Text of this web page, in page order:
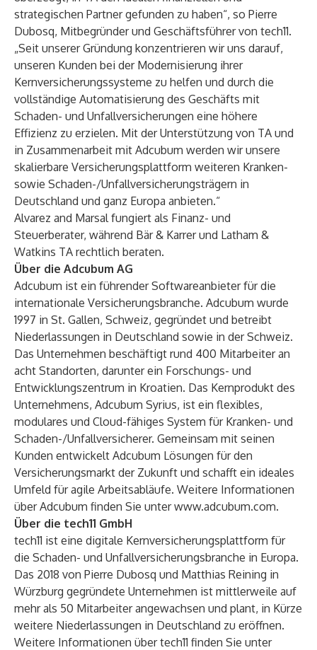
strategischen Partner gefunden zu haben“, so Pierre
Dubosq, Mitbegründer und Geschäftsführer von tech11.
„Seit unserer Gründung konzentrieren wir uns darauf,
unseren Kunden bei der Modernisierung ihrer
Kernversicherungssysteme zu helfen und durch die
vollständige Automatisierung des Geschäfts mit
Schaden- und Unfallversicherungen eine höhere
Effizienz zu erzielen. Mit der Unterstützung von TA und
in Zusammenarbeit mit Adcubum werden wir unsere
skalierbare Versicherungsplattform weiteren Kranken-
sowie Schaden-/Unfallversicherungsträgern in
Deutschland und ganz Europa anbieten.“
Alvarez and Marsal fungiert als Finanz- und
Steuerberater, während Bär & Karrer und Latham &
Watkins TA rechtlich beraten.
Über die Adcubum AG
Adcubum ist ein führender Softwareanbieter für die
internationale Versicherungsbranche. Adcubum wurde
1997 in St. Gallen, Schweiz, gegründet und betreibt
Niederlassungen in Deutschland sowie in der Schweiz.
Das Unternehmen beschäftigt rund 400 Mitarbeiter an
acht Standorten, darunter ein Forschungs- und
Entwicklungszentrum in Kroatien. Das Kernprodukt des
Unternehmens, Adcubum Syrius, ist ein flexibles,
modulares und Cloud-fähiges System für Kranken- und
Schaden-/Unfallversicherer. Gemeinsam mit seinen
Kunden entwickelt Adcubum Lösungen für den
Versicherungsmarkt der Zukunft und schafft ein ideales
Umfeld für agile Arbeitsabläufe. Weitere Informationen
über Adcubum finden Sie unterwww.adcubum.com.
Über die tech11 GmbH
tech11 ist eine digitale Kernversicherungsplattform für
die Schaden- und Unfallversicherungsbranche in Europa.
Das 2018 von Pierre Dubosq und Matthias Reining in
Würzburg gegründete Unternehmen ist mittlerweile auf
mehr als 50 Mitarbeiter angewachsen und plant, in Kürze
weitere Niederlassungen in Deutschland zu eröffnen.
Weitere Informationen über tech11 finden Sie unter